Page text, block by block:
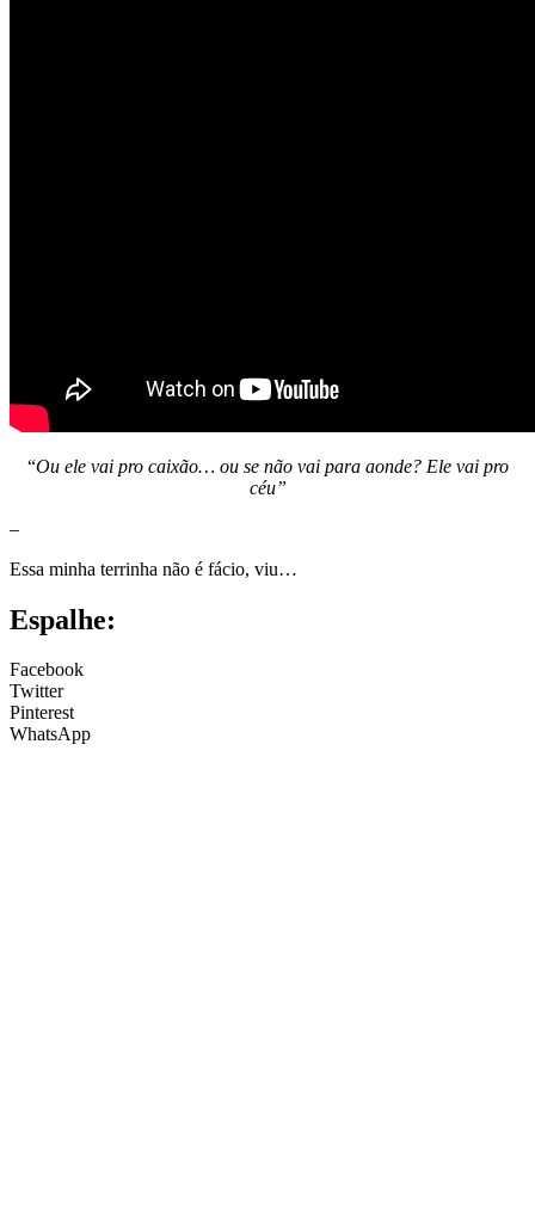
“Ou ele vai pro caixão… ou se não vai para aonde? Ele vai pro
céu”
–
Essa minha terrinha não é fácio, viu…
Espalhe:
Facebook
Twitter
Pinterest
WhatsApp